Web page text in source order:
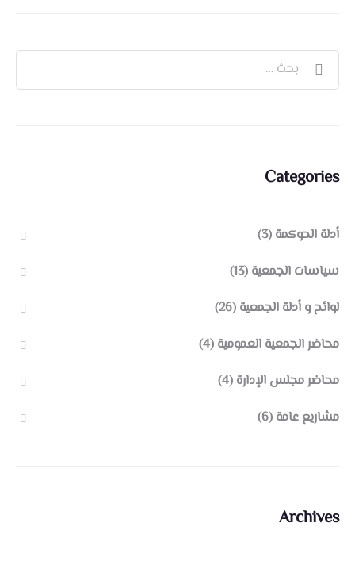
Categories
أدلة الحوكمة (3)
سياسات الجمعية (13)
لوائح و أدلة الجمعية (26)
محاضر الجمعية العمومية (4)
محاضر مجلس الإدارة (4)
مشاريع عامة (6)
Archives